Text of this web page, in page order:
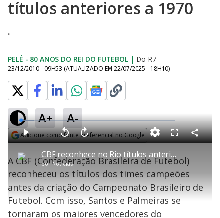
títulos anteriores a 1970
.
PELÉ - 80 ANOS DO REI DO FUTEBOL | Do R7
23/12/2010 - 09H53 (ATUALIZADO EM 22/07/2025 - 18H10)
A+ A-
Adicione como fonte preferencial no Google
P
l
CBF reconhece no Rio títulos anteriores a 1970
por Notícias
P V
t
a
r
0
e
g
u
n
s
A
n
ç
a
1
s
e
u
n
o
L
o
a
d
e
8
.
8
1
%
F
l
s
c
r
e
n
C
o
h
a
A CBF (Confederação Brasileira de Futebol)
reconheceu os títulos dos times campeões
antes da criação do Campeonato Brasileiro de
Futebol. Com isso, Santos e Palmeiras se
tornaram os maiores vencedores do